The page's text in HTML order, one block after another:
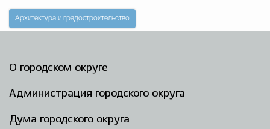
Архитектура и градостроительство
О городском округе
Администрация городского округа
Дума городского округа